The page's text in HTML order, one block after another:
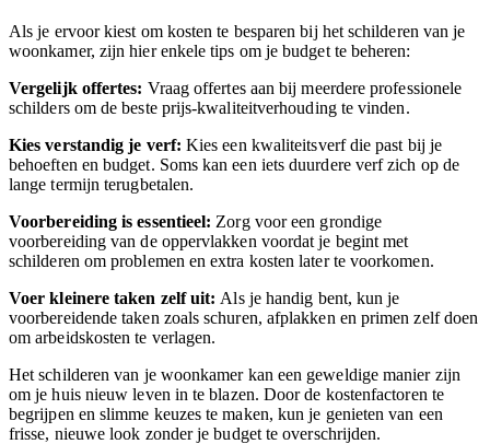
Als je ervoor kiest om kosten te besparen bij het schilderen van je
woonkamer, zijn hier enkele tips om je budget te beheren:
Vergelijk offertes: Vraag offertes aan bij meerdere professionele
schilders om de beste prijs-kwaliteitverhouding te vinden.
Kies verstandig je verf: Kies een kwaliteitsverf die past bij je
behoeften en budget. Soms kan een iets duurdere verf zich op de
lange termijn terugbetalen.
Voorbereiding is essentieel: Zorg voor een grondige
voorbereiding van de oppervlakken voordat je begint met
schilderen om problemen en extra kosten later te voorkomen.
Voer kleinere taken zelf uit: Als je handig bent, kun je
voorbereidende taken zoals schuren, afplakken en primen zelf doen
om arbeidskosten te verlagen.
Het schilderen van je woonkamer kan een geweldige manier zijn
om je huis nieuw leven in te blazen. Door de kostenfactoren te
begrijpen en slimme keuzes te maken, kun je genieten van een
frisse, nieuwe look zonder je budget te overschrijden.